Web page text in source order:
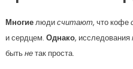
Многиелюдисчитают, что кофе
и сердцем. Однако, исследования
бытьнетак проста.